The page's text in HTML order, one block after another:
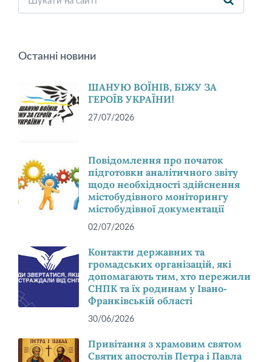
Останні новини
ШАНУЮ ВОЇНІВ, БІЖУ ЗА
ГЕРОЇВ УКРАЇНИ!
27/07/2026
Повідомлення про початок
підготовки аналітичного звіту
щодо необхідності здійснення
містобудівного моніторингу
містобудівної документації
02/07/2026
Контакти державних та
громадських організацій, які
допомагають тим, хто пережили
СНПК та їх родинам у Івано-
Франківській області
30/06/2026
Привітання з храмовим святом
Святих апостолів Петра і Павла